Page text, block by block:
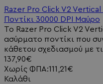
Razer Pro Click V2
Ποντίκι 30000 DPI Μαύρο
Το Razer Pro Click V2
ασύρματο ποντίκι που
κάθετου σχεδιασμού με
137,90€
Χωρίς ΦΠΑ:111,21€
Καλάθι